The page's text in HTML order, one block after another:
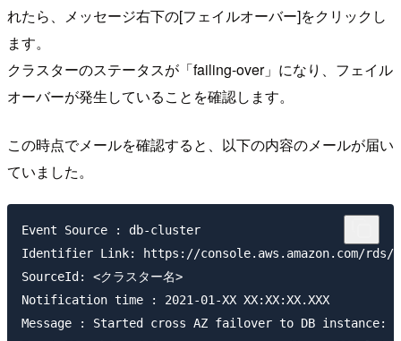
れたら、メッセージ右下の[フェイルオーバー]をクリックし
ます。
クラスターのステータスが「failing-over」になり、フェイル
オーバーが発生していることを確認します。
この時点でメールを確認すると、以下の内容のメールが届い
ていました。
Event Source : db-cluster
Identifier Link: https://console.aws.amazon.com/rds/
SourceId: <クラスター名>
Notification time : 2021-01-XX XX:XX:XX.XXX
Message : Started cross AZ failover to DB instance: <イ